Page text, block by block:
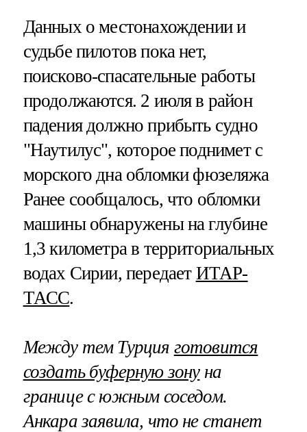
Данных о местонахождении и
судьбе пилотов пока нет,
поисково-спасательные работы
продолжаются. 2 июля в район
падения должно прибыть судно
"Наутилус", которое поднимет с
морского дна обломки фюзеляжа
Ранее сообщалось, что обломки
машины обнаружены на глубине
1,3 километра в территориальных
водах Сирии, передает ИТАР-
ТАСС.
Между тем Турция готовится
создать буферную зонуна
границе с южным соседом.
Анкара заявила, что не станет